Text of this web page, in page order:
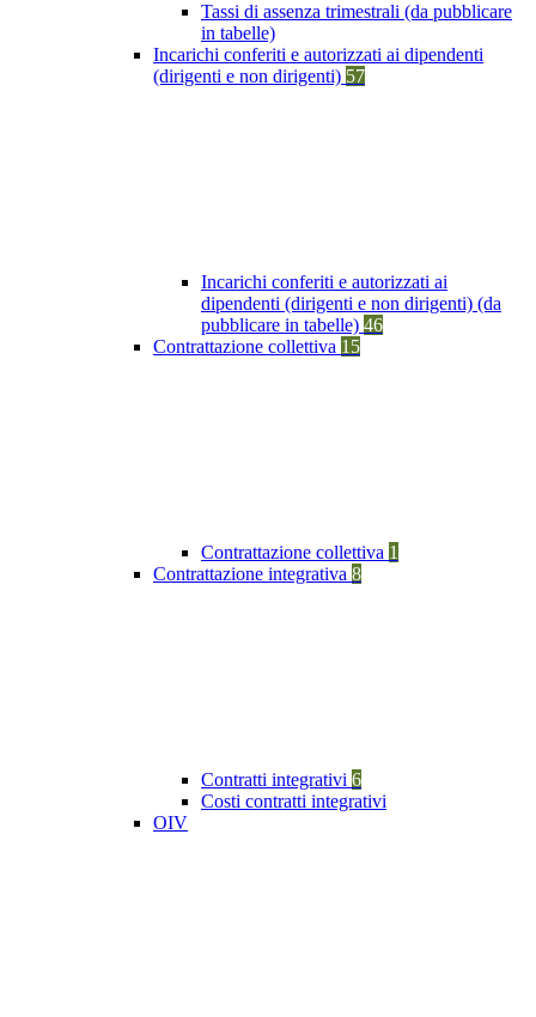
Tassi di assenza trimestrali (da pubblicare
in tabelle)
Incarichi conferiti e autorizzati ai dipendenti
(dirigenti e non dirigenti) 57
Incarichi conferiti e autorizzati ai
dipendenti (dirigenti e non dirigenti) (da
pubblicare in tabelle) 46
Contrattazione collettiva 15
Contrattazione collettiva 1
Contrattazione integrativa 8
Contratti integrativi 6
Costi contratti integrativi
OIV